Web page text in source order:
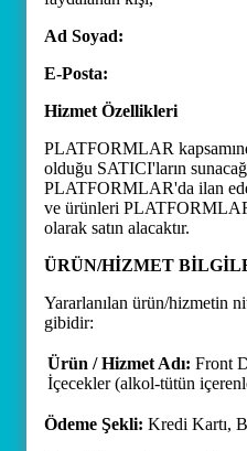
Ad Soyad:
E-Posta:
Hizmet Özellikleri
PLATFORMLAR
olduğu SATICI'ların
PLATFORMLAR'da ilan
ve ürünleri
olarak satın alacaktır.
ÜRÜN/HİZMET
Yararlanılan ürün/hizmetin
gibidir:
Ürün / Hizmet Adı: Front
İçecekler (alkol-tütün
Ödeme Şekli: Kredi Kartı,